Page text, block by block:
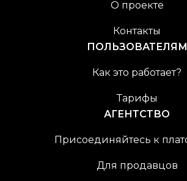
О проекте
Контакты
ПОЛЬЗОВАТЕЛЯМ
Как это работает?
Тарифы
АГЕНТСТВО
Присоединяйтесь к
Для продавцов